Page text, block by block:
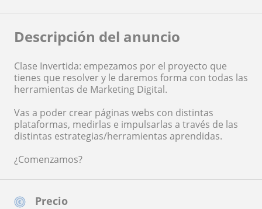
Precio
Descripción del anuncio
Clase Invertida: empezamos por el proyecto que
tienes que resolver y le daremos forma con todas las
herramientas de Marketing Digital.
Vas a poder crear páginas webs con distintas
plataformas, medirlas e impulsarlas a través de las
distintas estrategias/herramientas aprendidas.
¿Comenzamos?